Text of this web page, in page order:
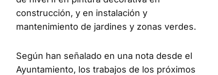
construcción, y en instalación y
mantenimiento de jardines y zonas verdes.
Según han señalado en una nota desde el
Ayuntamiento, los trabajos de los próximos